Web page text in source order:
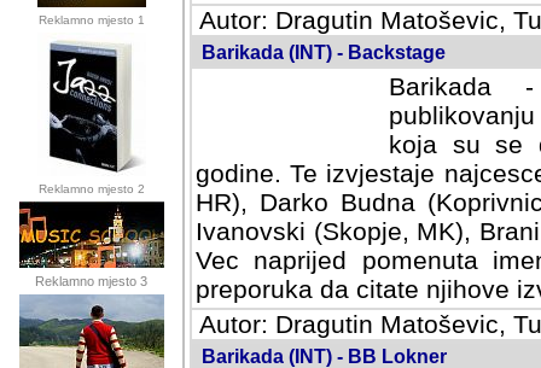
Reklamno mjesto 1
Reklamno mjesto 2
Reklamno mjesto 3
Autor: Dragutin Matoševic,
Barikada (INT) - Backstage
Barikada
koja su se
godine. Te izvjestaje
HR), Darko Budna
Ivanovski (Skopje, MK),
Vec naprijed pomenuta
preporuka da citate njihove
Autor: Dragutin Matoševic,
Barikada (INT) - BB Lokner